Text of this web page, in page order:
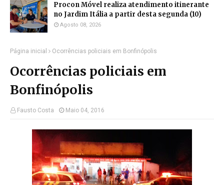
Procon Móvel realiza atendimento itinerante
no Jardim Itália a partir desta segunda (10)
Agosto 08, 2026
Página inicial Ocorrências policiais em Bonfinópolis
Ocorrências policiais em
Bonfinópolis
Fausto Costa Maio 04, 2016